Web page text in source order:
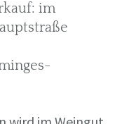
im